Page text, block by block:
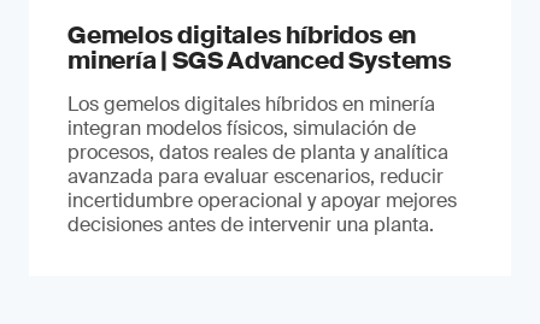
Gemelos digitales híbridos en
minería | SGS Advanced Systems
Los gemelos digitales híbridos en minería
integran modelos físicos, simulación de
procesos, datos reales de planta y analítica
avanzada para evaluar escenarios, reducir
incertidumbre operacional y apoyar mejores
decisiones antes de intervenir una planta.